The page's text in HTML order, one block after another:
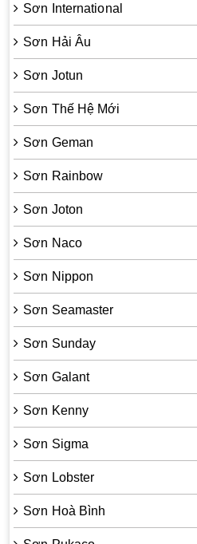
Sơn International
Sơn Hải Âu
Sơn Jotun
Sơn Thế Hệ Mới
Sơn Geman
Sơn Rainbow
Sơn Joton
Sơn Naco
Sơn Nippon
Sơn Seamaster
Sơn Sunday
Sơn Galant
Sơn Kenny
Sơn Sigma
Sơn Lobster
Sơn Hoà Bình